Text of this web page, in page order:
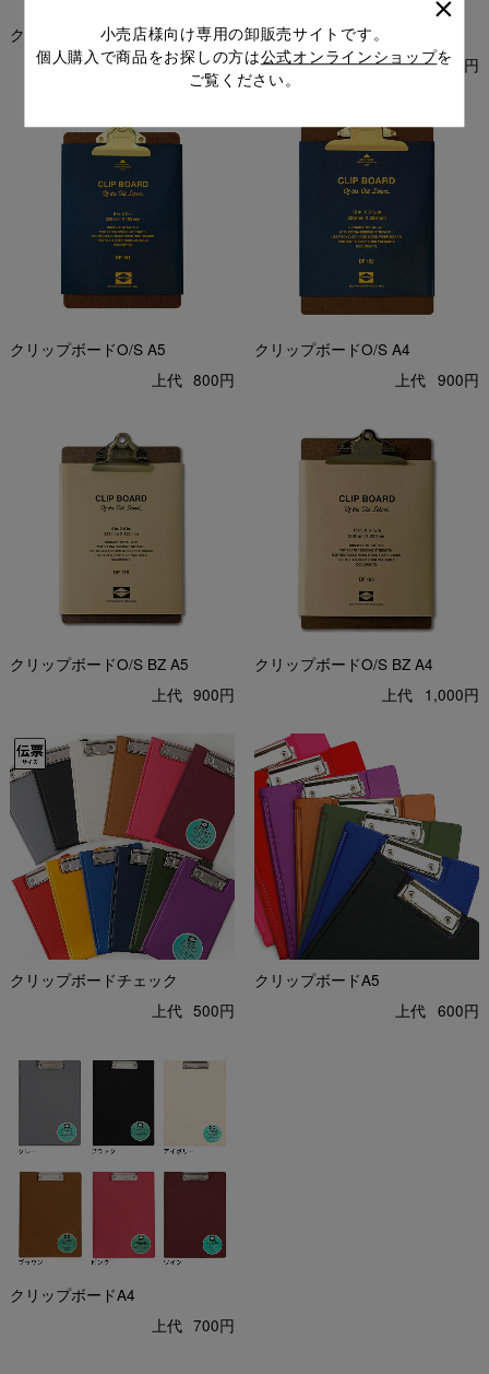
小売店様向け専用の卸販売サイトです。
個人購入で商品をお探しの方は公式オンラインショップを
ご覧ください。
クリップボードO/Sミニ
上代 650円
クリップボードO/S チェック
上代 700円
クリップボードO/S A5
上代 800円
クリップボードO/S A4
上代 900円
クリップボードO/S BZ A5
上代 900円
クリップボードO/S BZ A4
上代 1,000円
クリップボードチェック
上代 500円
クリップボードA5
上代 600円
クリップボードA4
上代 700円